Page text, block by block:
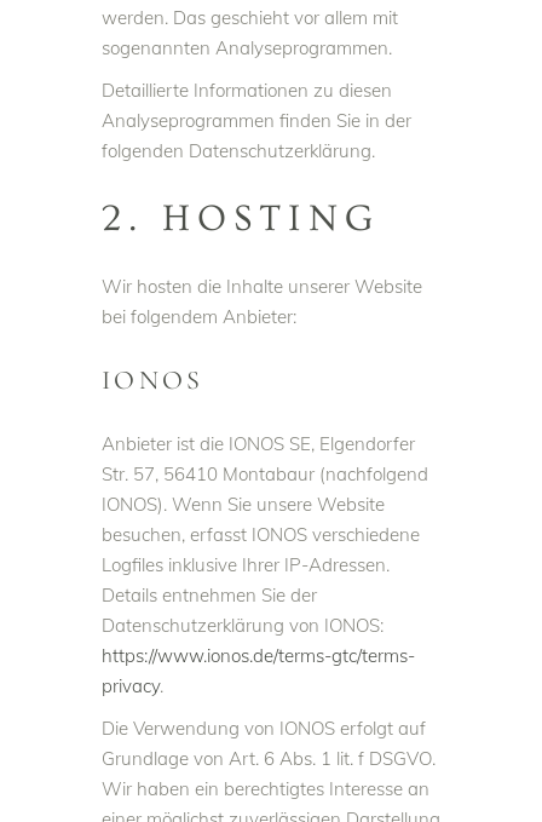
werden. Das geschieht vor allem mit
sogenannten Analyseprogrammen.
Detaillierte Informationen zu diesen
Analyseprogrammen finden Sie in der
folgenden Datenschutzerklärung.
2. HOSTING
Wir hosten die Inhalte unserer Website
bei folgendem Anbieter:
IONOS
Anbieter ist die IONOS SE, Elgendorfer
Str. 57, 56410 Montabaur (nachfolgend
IONOS). Wenn Sie unsere Website
besuchen, erfasst IONOS verschiedene
Logfiles inklusive Ihrer IP-Adressen.
Details entnehmen Sie der
Datenschutzerklärung von IONOS:
https://www.ionos.de/terms-gtc/terms-
privacy.
Die Verwendung von IONOS erfolgt auf
Grundlage von Art. 6 Abs. 1 lit. f DSGVO.
Wir haben ein berechtigtes Interesse an